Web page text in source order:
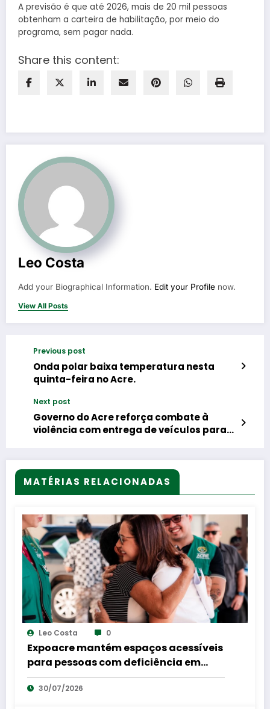
A previsão é que até 2026, mais de 20 mil pessoas
obtenham a carteira de habilitação, por meio do
programa, sem pagar nada.
Share this content:
Leo Costa
Add your Biographical Information. Edit your Profile now.
View All Posts
Previous post
Onda polar baixa temperatura nesta
quinta-feira no Acre.
Next post
Governo do Acre reforça combate à
violência com entrega de veículos para
MATÉRIAS RELACIONADAS
Leo Costa 0
Expoacre mantém espaços acessíveis
para pessoas com deficiência em
shows e rodeios
30/07/2026